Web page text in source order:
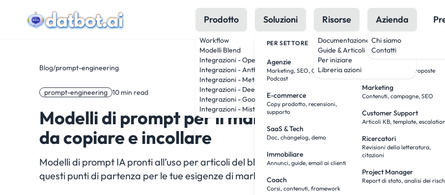
Prodotto
Workflow
Modelli Blend
Integrazioni - OpenAI
Integrazioni - Anthropic
Integrazioni - Meta
Integrazioni - DeepSeek
Integrazioni - Google
Integrazioni - Mistral
Soluzioni
PER SETTORE
Agenzie
Marketing, SEO, Creatività,
Podcast
E-commerce
Copy prodotto, recensioni,
supporto
SaaS & Tech
Doc, changelog, demo
Immobiliare
Annunci, guide, email ai clienti
Coach
Corsi, contenuti, framework
PER RUOLO
Ricerca, outreach, proposte
Marketing
Contenuti, campagne, SEO
Customer Support
Articoli KB, template, escalation
Ricercatori
Revisioni della letteratura,
citazioni
Project Manager
Report di stato, analisi dei
Risorse
Documentazione
Guide & Articoli
Per iniziare
Libreria azioni
Azienda
Chi siamo
Contatti
Blog/prompt-engineering
prompt-engineering 10 min read Copy Markdown View as
Modelli di prompt per il marketing: punti di
da copiare e incollare
Modelli di prompt IA pronti all’uso per articoli del blog, social, testi pubblicitari e altro.
questi punti di partenza per le tue esigenze di marketing.